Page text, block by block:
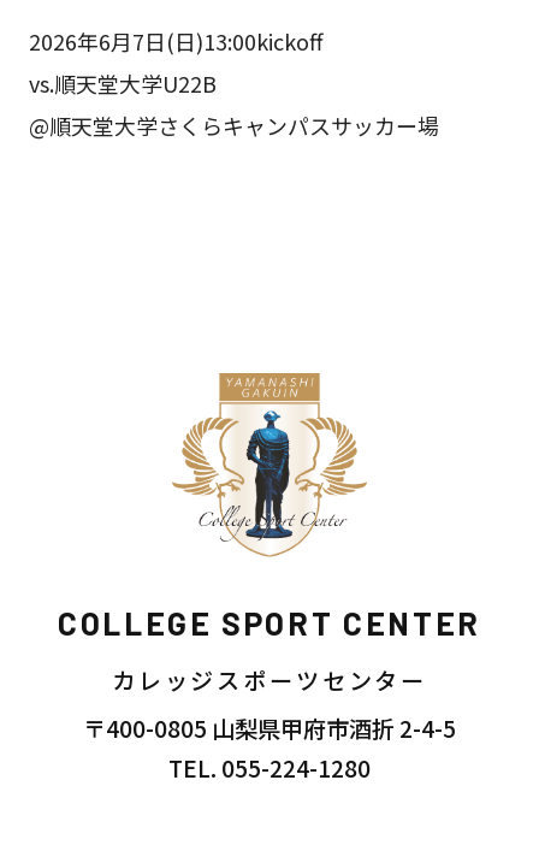
2026年6月7日(日)13:00kickoff
vs.順天堂大学U22B
@順天堂大学さくらキャンパスサッカー場
COLLEGE SPORT CENTER
カレッジスポーツセンター
〒400-0805 山梨県甲府市酒折 2-4-5
TEL. 055-224-1280